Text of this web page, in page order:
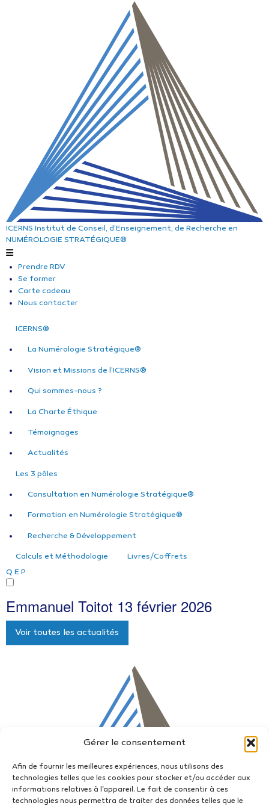
Gérer le consentement
Afin de fournir les meilleures expériences, nous utilisons des
technologies telles que les cookies pour stocker et/ou accéder aux
informations relatives à l'appareil. Le fait de consentir à ces
technologies nous permettra de traiter des données telles que le
ICERNS Institut de Conseil, d’Enseignement, de Recherche en
NUMÉROLOGIE STRATÉGIQUE®
Prendre RDV
Se former
Carte cadeau
Nous contacter
ICERNS®
La Numérologie Stratégique®
Vision et Missions de l’ICERNS®
Qui sommes-nous ?
La Charte Éthique
Témoignages
Actualités
Les 3 pôles
Consultation en Numérologie Stratégique®
Formation en Numérologie Stratégique®
Recherche & Développement
Calculs et Méthodologie
Livres/Coffrets
Q E P
Emmanuel Toitot 13 février 2026
Voir toutes les actualités